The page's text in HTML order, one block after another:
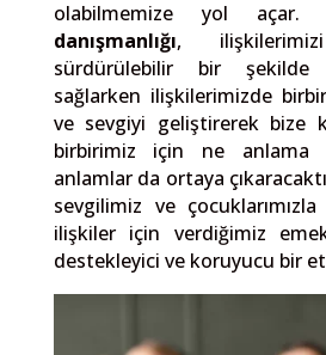
olabilmemize yol açar.
danışmanlığı,
sürdürülebilir bir
sağlarken ilişkilerimizde
ve sevgiyi geliştirerek bize
birbirimiz için ne anlama
anlamlar da ortaya
sevgilimiz ve
ilişkiler için verdiğimiz emek
destekleyici ve koruyucu bir